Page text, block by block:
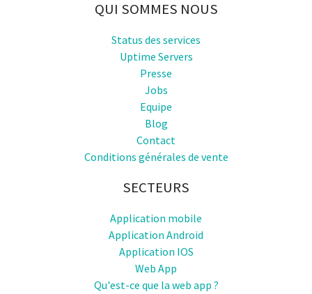
QUI SOMMES NOUS
Status des services
Uptime Servers
Presse
Jobs
Equipe
Blog
Contact
Conditions générales de vente
SECTEURS
Application mobile
Application Android
Application IOS
Web App
Qu'est-ce que la web app ?